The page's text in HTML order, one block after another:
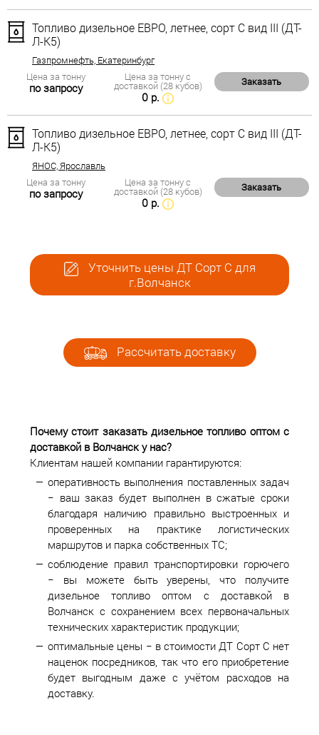
Топливо дизельное ЕВРО, летнее, сорт С вид III (ДТ-
Л-К5)
Газпромнефть, Екатеринбург
Цена за тонну
по запросу
Цена за тонну с
доставкой (28 кубов)
0 р.
Заказать
Топливо дизельное ЕВРО, летнее, сорт С вид III (ДТ-
Л-К5)
ЯНОС, Ярославль
Цена за тонну
по запросу
Цена за тонну с
доставкой (28 кубов)
0 р.
Заказать
Уточнить цены ДТ Сорт С для
г.Волчанск
Рассчитать доставку
Почему стоит заказать дизельное топливо оптом с
доставкой в Волчанск у нас?
Клиентам нашей компании гарантируются:
оперативность выполнения поставленных задач
− ваш заказ будет выполнен в сжатые сроки
благодаря наличию правильно выстроенных и
проверенных на практике логистических
маршрутов и парка собственных ТС;
соблюдение правил транспортировки горючего
− вы можете быть уверены, что получите
дизельное топливо оптом с доставкой в
Волчанск с сохранением всех первоначальных
технических характеристик продукции;
оптимальные цены − в стоимости ДТ Сорт С нет
наценок посредников, так что его приобретение
будет выгодным даже с учётом расходов на
доставку.